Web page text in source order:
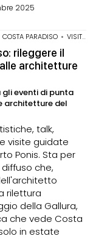
2025
COSTA PARADISO • VISITE GUIDATE
rileggere il
architetture
gli eventi di punta
architetture del
talk,
visite guidate
Ponis. Sta per
che,
rilettura
della Gallura,
che vede Costa
in estate